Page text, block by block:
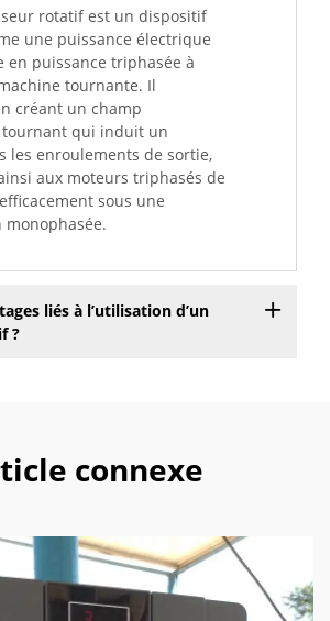
rotatif est un dispositif
une puissance électrique
en puissance triphasée à
machine tournante. Il
créant un champ
qui induit un
les enroulements de sortie,
aux moteurs triphasés de
sous une
liés à l’utilisation d’un
?
connexe